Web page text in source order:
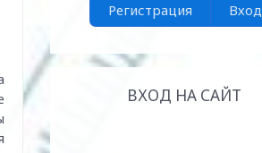
Регистрация Вход
ВХОД НА САЙТ